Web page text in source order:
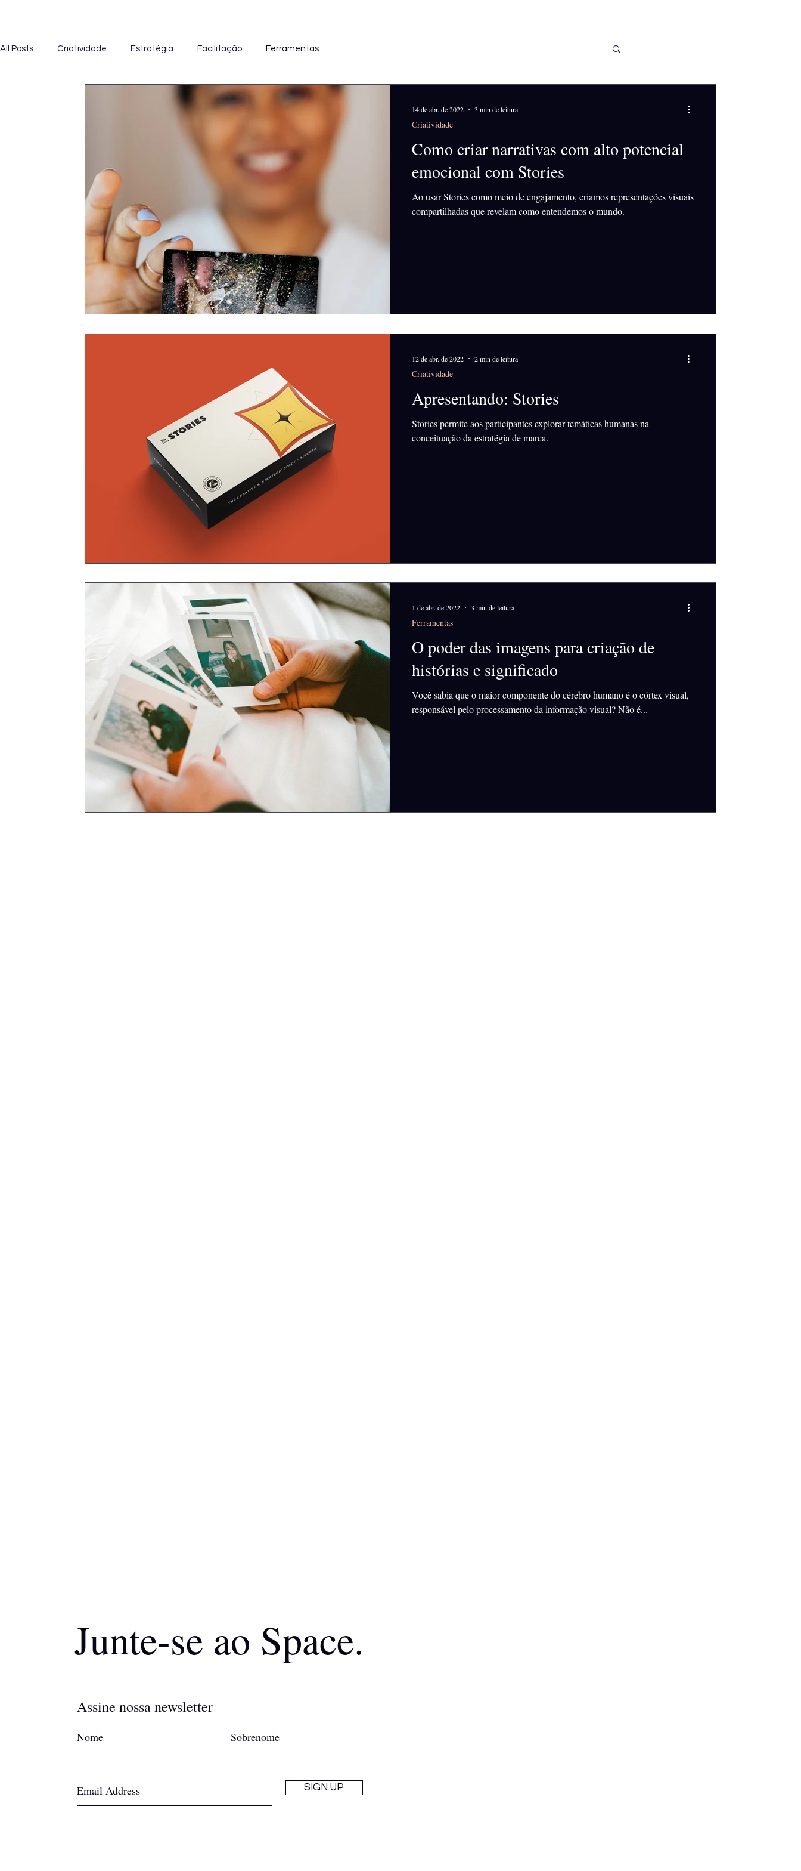
All Posts Criatividade Estratégia Facilitação Ferramentas
Como criar narrativas com alto potencial
emocional com Stories
Ao usar Stories como meio de engajamento, criamos representações visuais
compartilhadas que revelam como entendemos o mundo.
Criatividade
14 de abr. de 2022 3 min de leitura
Apresentando: Stories
Stories permite aos participantes explorar temáticas humanas na
conceituação da estratégia de marca.
Criatividade
12 de abr. de 2022 2 min de leitura
O poder das imagens para criação de
histórias e significado
Você sabia que o maior componente do cérebro humano é o córtex visual,
responsável pelo processamento da informação visual? Não é...
Ferramentas
1 de abr. de 2022 3 min de leitura
Junte-se ao Space.
Assine nossa newsletter
SIGN UP